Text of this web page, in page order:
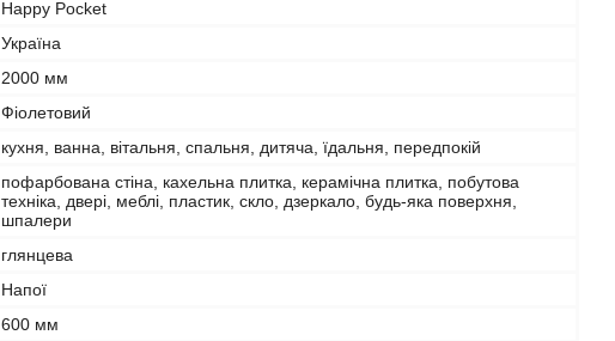
Happy Pocket
Україна
2000 мм
Фіолетовий
кухня, ванна, вітальня, спальня, дитяча, їдальня, передпокій
пофарбована стіна, кахельна плитка, керамічна плитка, побутова
техніка, двері, меблі, пластик, скло, дзеркало, будь-яка поверхня,
шпалери
глянцева
Напої
600 мм